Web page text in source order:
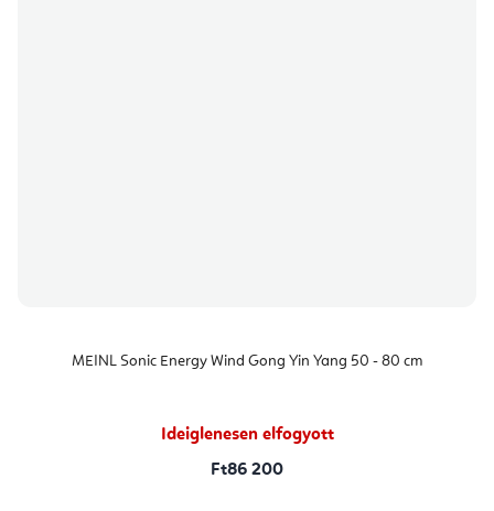
MEINL Sonic Energy Wind Gong Yin Yang 50 - 80 cm
Ideiglenesen elfogyott
Ft86 200